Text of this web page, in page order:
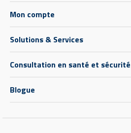
Mon compte
Solutions & Services
Consultation en santé et sécurité
Blogue